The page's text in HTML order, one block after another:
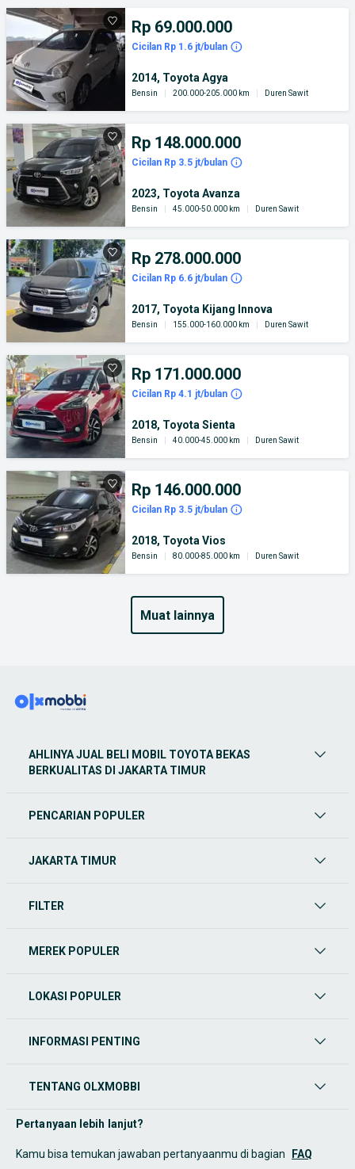
Rp 69.000.000
Cicilan Rp 1.6 jt/bulan
2014, Toyota Agya
Bensin 200.000-205.000 km Duren Sawit
Rp 148.000.000
Cicilan Rp 3.5 jt/bulan
2023, Toyota Avanza
Bensin 45.000-50.000 km Duren Sawit
Rp 278.000.000
Cicilan Rp 6.6 jt/bulan
2017, Toyota Kijang Innova
Bensin 155.000-160.000 km Duren Sawit
Rp 171.000.000
Cicilan Rp 4.1 jt/bulan
2018, Toyota Sienta
Bensin 40.000-45.000 km Duren Sawit
Rp 146.000.000
Cicilan Rp 3.5 jt/bulan
2018, Toyota Vios
Bensin 80.000-85.000 km Duren Sawit
muat lainnya
AHLINYA JUAL BELI MOBIL TOYOTA BEKAS
BERKUALITAS DI JAKARTA TIMUR
PENCARIAN POPULER
JAKARTA TIMUR
FILTER
MEREK POPULER
LOKASI POPULER
INFORMASI PENTING
TENTANG OLXMOBBI
Pertanyaan lebih lanjut?
Kamu bisa temukan jawaban pertanyaanmu di bagian FAQ